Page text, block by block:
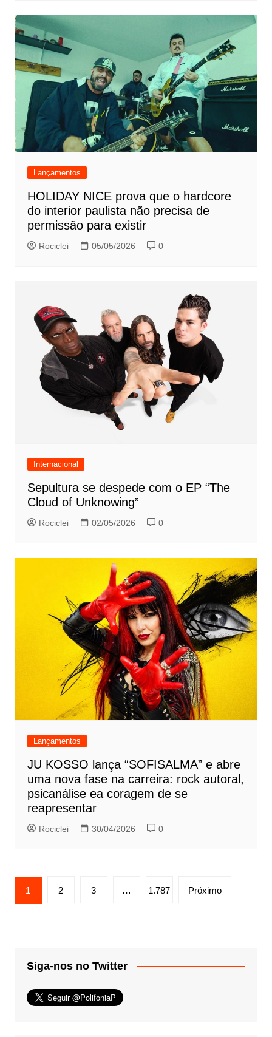
Lançamentos
HOLIDAY NICE prova que o hardcore
do interior paulista não precisa de
permissão para existir
Rociclei 05/05/2026 0
Internacional
Sepultura se despede com o EP “The
Cloud of Unknowing”
Rociclei 02/05/2026 0
Lançamentos
JU KOSSO lança “SOFISALMA” e abre
uma nova fase na carreira: rock autoral,
psicanálise ea coragem de se
reapresentar
Rociclei 30/04/2026 0
Paginação
de
1 2 3 … 1.787 Próximo
Siga-nos no Twitter